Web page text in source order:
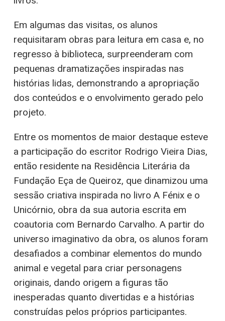
Em algumas das visitas, os alunos
requisitaram obras para leitura em casa e, no
regresso à biblioteca, surpreenderam com
pequenas dramatizações inspiradas nas
histórias lidas, demonstrando a apropriação
dos conteúdos e o envolvimento gerado pelo
projeto.
Entre os momentos de maior destaque esteve
a participação do escritor Rodrigo Vieira Dias,
então residente na Residência Literária da
Fundação Eça de Queiroz, que dinamizou uma
sessão criativa inspirada no livro A Fénix e o
Unicórnio, obra da sua autoria escrita em
coautoria com Bernardo Carvalho. A partir do
universo imaginativo da obra, os alunos foram
desafiados a combinar elementos do mundo
animal e vegetal para criar personagens
originais, dando origem a figuras tão
inesperadas quanto divertidas e a histórias
construídas pelos próprios participantes.